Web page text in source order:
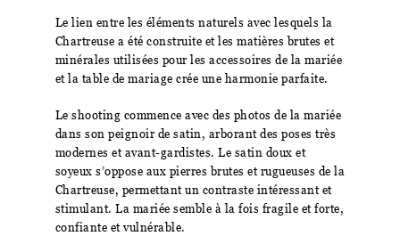
Le lien entre les éléments naturels avec lesquels la
Chartreuse a été construite et les matières brutes et
minérales utilisées pour les accessoires de la mariée
et la table de mariage crée une harmonie parfaite.
Le shooting commence avec des photos de la mariée
dans son peignoir de satin, arborant des poses très
modernes et avant-gardistes. Le satin doux et
soyeux s’oppose aux pierres brutes et rugueuses de la
Chartreuse, permettant un contraste intéressant et
stimulant. La mariée semble à la fois fragile et forte,
confiante et vulnérable.